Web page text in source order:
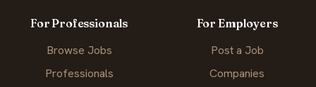
For Professionals
Browse Jobs
Professionals
For Employers
Post a Job
Companies